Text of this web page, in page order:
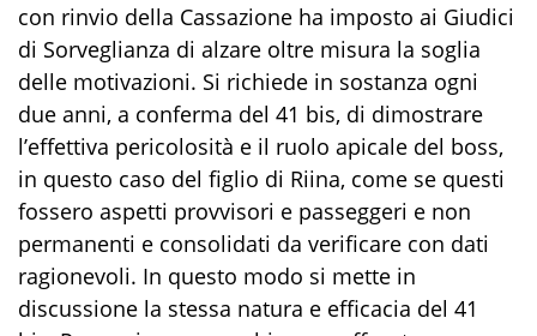
con rinvio della Cassazione ha imposto ai Giudici
di Sorveglianza di alzare oltre misura la soglia
delle motivazioni. Si richiede in sostanza ogni
due anni, a conferma del 41 bis, di dimostrare
l’effettiva pericolosità e il ruolo apicale del boss,
in questo caso del figlio di Riina, come se questi
fossero aspetti provvisori e passeggeri e non
permanenti e consolidati da verificare con dati
ragionevoli. In questo modo si mette in
discussione la stessa natura e efficacia del 41